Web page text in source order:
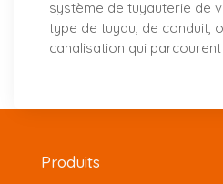
système de tuyauterie de
type de tuyau, de conduit,
canalisation qui
Produits